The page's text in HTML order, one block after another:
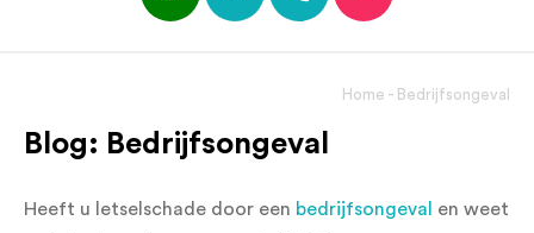
Home - Bedrijfsongeval
Blog: Bedrijfsongeval
Heeft u letselschade door een bedrijfsongeval
en weet